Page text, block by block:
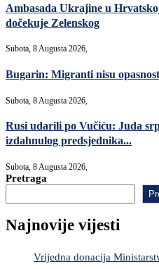
Ambasada Ukrajine u
dočekuje Zelenskog
Subota, 8 Augusta 2026,
Bugarin: Migranti nisu
Subota, 8 Augusta 2026,
Rusi udarili po Vučiću: Juda
izdahnulog predsjednika...
Subota, 8 Augusta 2026,
Pretraga
Najnovije vijesti
Vrijedna donacija